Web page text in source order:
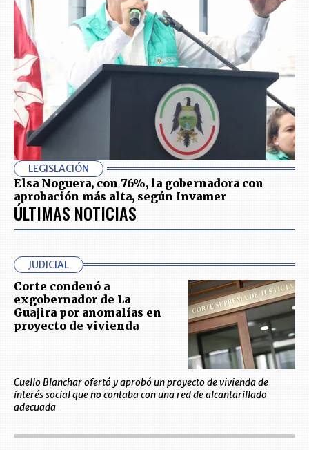
LEGISLACIÓN
Elsa Noguera, con 76%, la gobernadora con
aprobación más alta, según Invamer
ÚLTIMAS NOTICIAS
JUDICIAL
Corte condenó a
exgobernador de La
Guajira por anomalías en
proyecto de vivienda
Cuello Blanchar ofertó y aprobó un proyecto de vivienda de
interés social que no contaba con una red de alcantarillado
adecuada